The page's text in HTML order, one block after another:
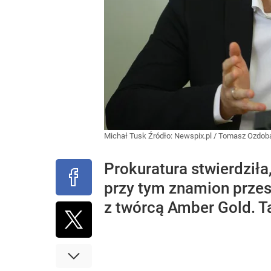
Michał Tusk Źródło: Newspix.pl / Tomasz
Prokuratura
przy tym znamion
z twórcą Amber Gold.